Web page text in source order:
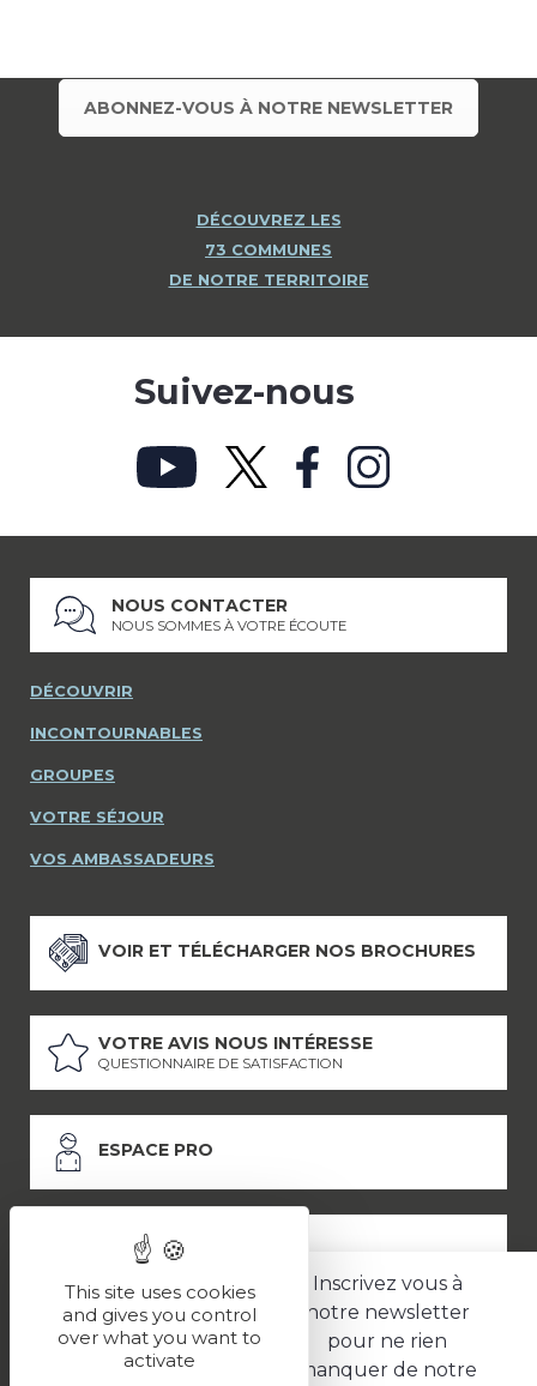
Inscrivez vous à
notre newsletter
pour ne rien
manquer de notre
ABONNEZ-VOUS À NOTRE NEWSLETTER
DÉCOUVREZ LES
73 COMMUNES
DE NOTRE TERRITOIRE
Suivez-nous
NOUS CONTACTER
NOUS SOMMES À VOTRE ÉCOUTE
DÉCOUVRIR
INCONTOURNABLES
GROUPES
VOTRE SÉJOUR
VOS AMBASSADEURS
VOIR ET TÉLÉCHARGER NOS BROCHURES
VOTRE AVIS NOUS INTÉRESSE
QUESTIONNAIRE DE SATISFACTION
ESPACE PRO
ESPACE PRESSE
LES PARTENAIRES
This site uses cookies
and gives you control
over what you want to
activate